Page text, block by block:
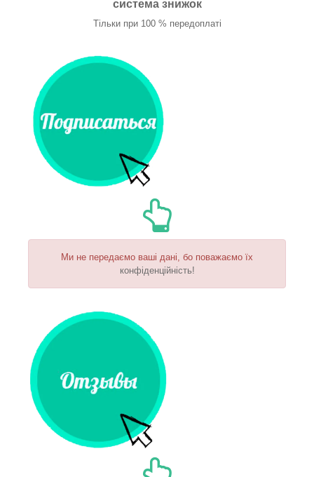
система знижок
Тільки при 100 % передоплаті
Ми не передаємо ваші дані, бо поважаємо їх
конфіденційність!